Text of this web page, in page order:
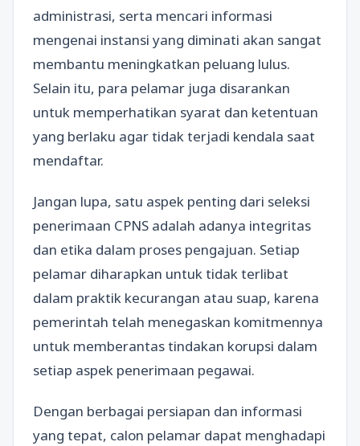
administrasi, serta mencari informasi
mengenai instansi yang diminati akan sangat
membantu meningkatkan peluang lulus.
Selain itu, para pelamar juga disarankan
untuk memperhatikan syarat dan ketentuan
yang berlaku agar tidak terjadi kendala saat
mendaftar.
Jangan lupa, satu aspek penting dari seleksi
penerimaan CPNS adalah adanya integritas
dan etika dalam proses pengajuan. Setiap
pelamar diharapkan untuk tidak terlibat
dalam praktik kecurangan atau suap, karena
pemerintah telah menegaskan komitmennya
untuk memberantas tindakan korupsi dalam
setiap aspek penerimaan pegawai.
Dengan berbagai persiapan dan informasi
yang tepat, calon pelamar dapat menghadapi